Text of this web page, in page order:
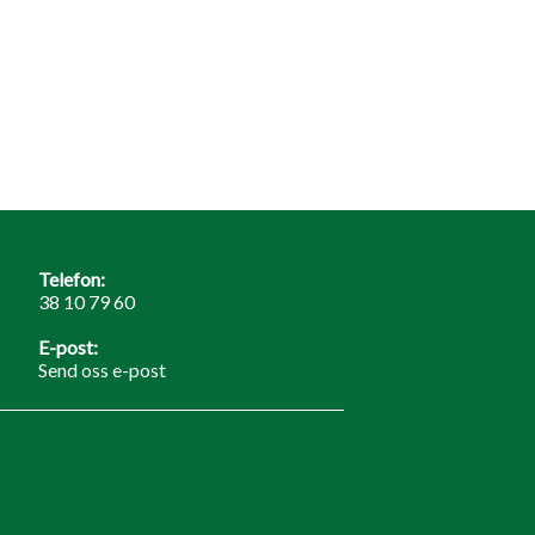
Telefon:
38 10 79 60
E-post:
Send oss e-post